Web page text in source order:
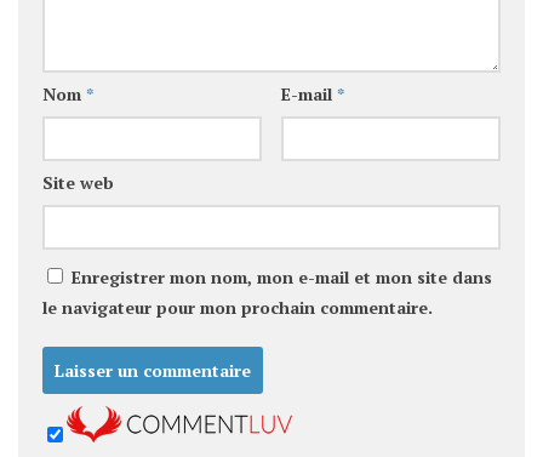
Nom * E-mail *
Site web
Enregistrer mon nom, mon e-mail et mon site dans
le navigateur pour mon prochain commentaire.